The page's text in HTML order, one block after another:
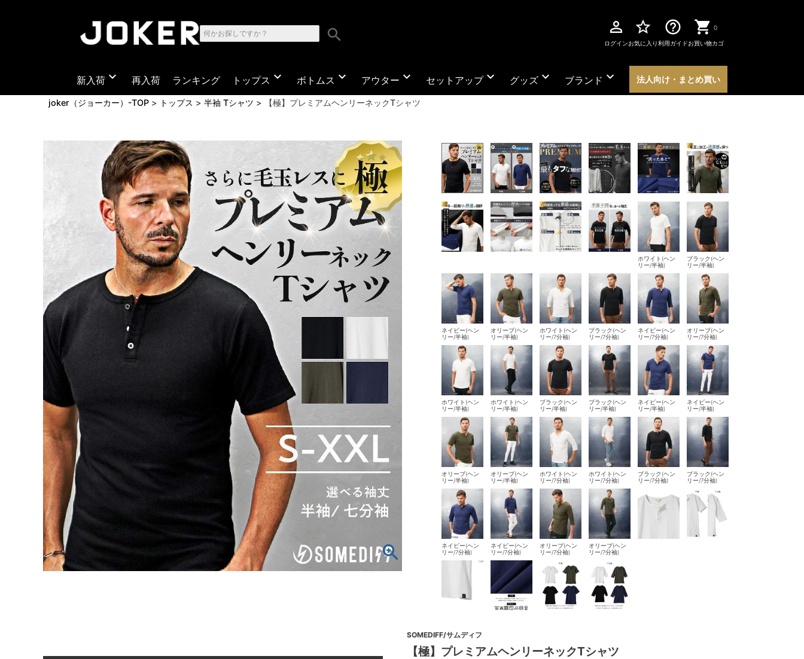
search perm_identity
ログイン
star_border
お気に入り
help_outline
利用ガイド
0
お買い物カゴ
新入荷 expand_more 再入荷 ランキング トップス expand_more ボトムス expand_more アウター expand_more セットアップexpand_more グッズ expand_more ブランド expand_more 法人向け・まとめ買い
joker（ジョーカー）-TOP トップス 半袖 Tシャツ 【極】プレミアムヘンリーネックTシャツ
ホワイト(ヘン
リー/半袖)
ブラック(ヘン
リー/半袖)
ネイビー(ヘン
リー/半袖)
オリーブ(ヘン
リー/半袖)
ホワイト(ヘン
リー/7分袖)
ブラック(ヘン
リー/7分袖)
ネイビー(ヘン
リー/7分袖)
オリーブ(ヘン
リー/7分袖)
ホワイト(ヘン
リー/半袖)
ホワイト(ヘン
リー/半袖)
ブラック(ヘン
リー/半袖)
ブラック(ヘン
リー/半袖)
ネイビー(ヘン
リー/半袖)
ネイビー(ヘン
リー/半袖)
オリーブ(ヘン
リー/半袖)
オリーブ(ヘン
リー/半袖)
ホワイト(ヘン
リー/7分袖)
ホワイト(ヘン
リー/7分袖)
ブラック(ヘン
リー/7分袖)
ブラック(ヘン
リー/7分袖)
ネイビー(ヘン
リー/7分袖)
ネイビー(ヘン
リー/7分袖)
オリーブ(ヘン
リー/7分袖)
オリーブ(ヘン
リー/7分袖)
SOMEDIFF/サムディフ
【極】プレミアムヘンリーネックTシャツ